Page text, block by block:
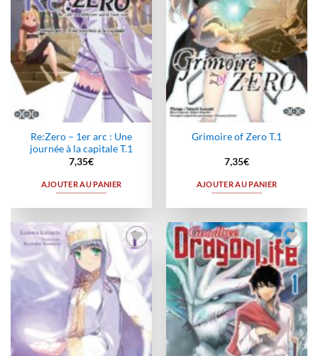
Re:Zero – 1er arc : Une
journée à la capitale T.1
7,35€
AJOUTER AU PANIER
Grimoire of Zero T.1
7,35€
AJOUTER AU PANIER
Ajouter
à la
wishlist
Ajouter
à la
wishlist